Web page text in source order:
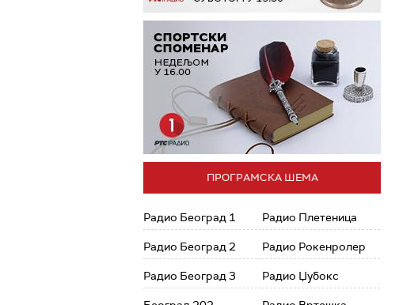
ПРОГРАМСКА ШЕМА
Радио Београд 1
Радио Београд 2
Радио Београд 3
Радио Плетеница
Радио Рокенролер
Радио Џубокс